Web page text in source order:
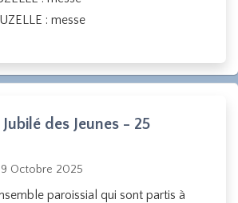
: messe
des Jeunes - 25
Octobre 2025
paroissial qui sont partis à